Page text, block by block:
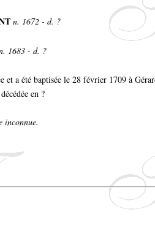
n. 1672 - d. ?
1683 - d. ?
et a été baptisée le 28 février 1709 à
en ?
inconnue.